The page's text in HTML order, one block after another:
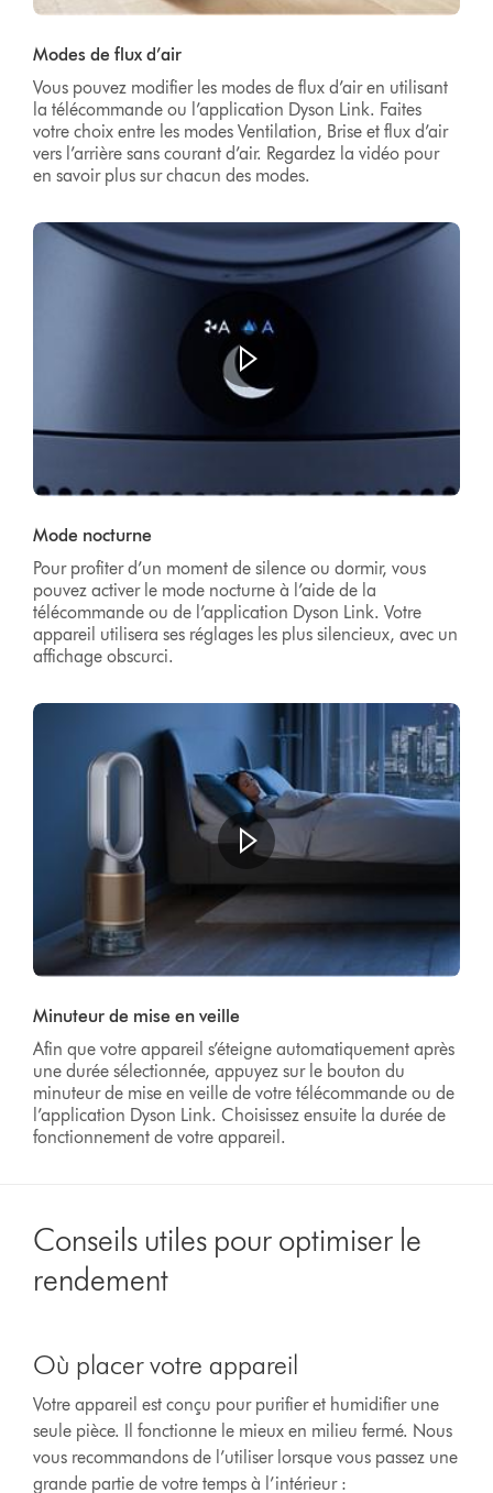
Transcript
Modes de flux d’air
Vous pouvez modifier les modes de flux d’air en utilisant
la télécommande ou l’application Dyson Link. Faites
votre choix entre les modes Ventilation, Brise et flux d’air
vers l’arrière sans courant d’air. Regardez la vidéo pour
en savoir plus sur chacun des modes.
Transcript
la
transcription
de
la
vidéo
Mode nocturne
Pour profiter d’un moment de silence ou dormir, vous
pouvez activer le mode nocturne à l’aide de la
télécommande ou de l’application Dyson Link. Votre
appareil utilisera ses réglages les plus silencieux, avec un
affichage obscurci.
Transcript
Ouvrir
la
transcription
de
vidéo
Minuteur de mise en veille
Afin que votre appareil s’éteigne automatiquement après
une durée sélectionnée, appuyez sur le bouton du
minuteur de mise en veille de votre télécommande ou de
l’application Dyson Link. Choisissez ensuite la durée de
fonctionnement de votre appareil.
Conseils utiles pour optimiser le
rendement
Où placer votre appareil
Votre appareil est conçu pour purifier et humidifier une
seule pièce. Il fonctionne le mieux en milieu fermé. Nous
vous recommandons de l’utiliser lorsque vous passez une
grande partie de votre temps à l’intérieur :